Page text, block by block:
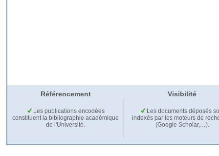
Référencement Visibilité
Les publications encodées
constituent la bibliographie académique
de l'Université.
Les documents déposés
indexés par les moteurs de
(Google Scholar,…).